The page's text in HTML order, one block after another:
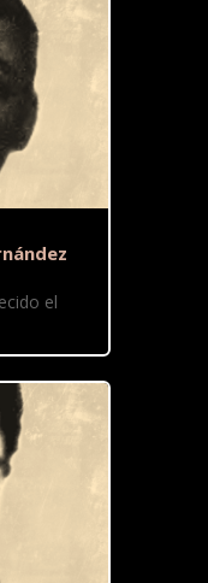
el